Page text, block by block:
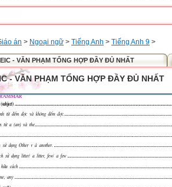
án > Ngoại ngữ > Tiếng Anh > Tiếng Anh 9 >
- VĂN PHẠM TỔNG HỢP ĐẦY ĐỦ NHẤT
- VĂN PHẠM TỔNG HỢP ĐẦY ĐỦ NHẤT